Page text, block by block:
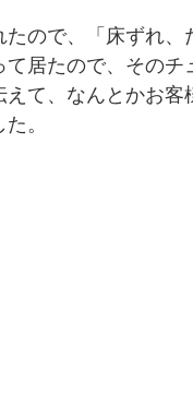
ので、「床ずれ、
居たので、そのチ
て、なんとかお客
。